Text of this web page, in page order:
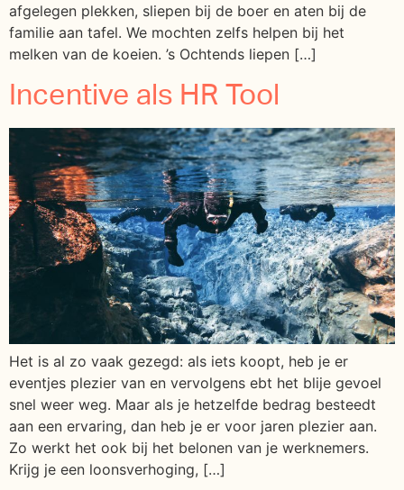
afgelegen plekken, sliepen bij de boer en aten bij de
familie aan tafel. We mochten zelfs helpen bij het
melken van de koeien. ’s Ochtends liepen […]
Incentive als HR Tool
Het is al zo vaak gezegd: als iets koopt, heb je er
eventjes plezier van en vervolgens ebt het blije gevoel
snel weer weg. Maar als je hetzelfde bedrag besteedt
aan een ervaring, dan heb je er voor jaren plezier aan.
Zo werkt het ook bij het belonen van je werknemers.
Krijg je een loonsverhoging, […]